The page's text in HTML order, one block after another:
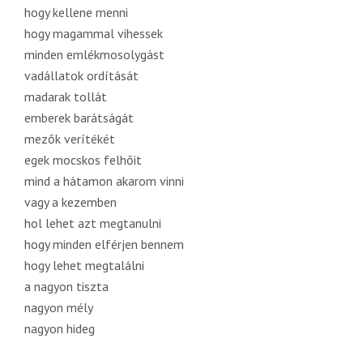
hogy kellene menni
hogy magammal vihessek
minden emlékmosolygást
vadállatok ordítását
madarak tollát
emberek barátságát
mezők verítékét
egek mocskos felhőit
mind a hátamon akarom vinni
vagy a kezemben
hol lehet azt megtanulni
hogy minden elférjen bennem
hogy lehet megtalálni
a nagyon tiszta
nagyon mély
nagyon hideg